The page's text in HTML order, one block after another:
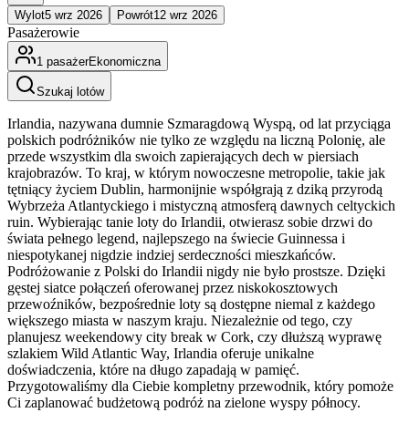
Wylot5 wrz 2026 Powrót12 wrz 2026
Pasażerowie
1 pasażerEkonomiczna
Szukaj lotów
Irlandia, nazywana dumnie Szmaragdową Wyspą, od lat przyciąga
polskich podróżników nie tylko ze względu na liczną Polonię, ale
przede wszystkim dla swoich zapierających dech w piersiach
krajobrazów. To kraj, w którym nowoczesne metropolie, takie jak
tętniący życiem Dublin, harmonijnie współgrają z dziką przyrodą
Wybrzeża Atlantyckiego i mistyczną atmosferą dawnych celtyckich
ruin. Wybierając tanie loty do Irlandii, otwierasz sobie drzwi do
świata pełnego legend, najlepszego na świecie Guinnessa i
niespotykanej nigdzie indziej serdeczności mieszkańców.
Podróżowanie z Polski do Irlandii nigdy nie było prostsze. Dzięki
gęstej siatce połączeń oferowanej przez niskokosztowych
przewoźników, bezpośrednie loty są dostępne niemal z każdego
większego miasta w naszym kraju. Niezależnie od tego, czy
planujesz weekendowy city break w Cork, czy dłuższą wyprawę
szlakiem Wild Atlantic Way, Irlandia oferuje unikalne
doświadczenia, które na długo zapadają w pamięć.
Przygotowaliśmy dla Ciebie kompletny przewodnik, który pomoże
Ci zaplanować budżetową podróż na zielone wyspy północy.